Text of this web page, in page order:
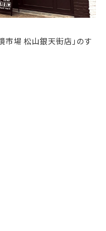
市場 松山銀天街店」のす